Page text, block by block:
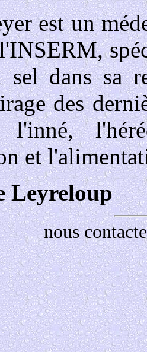
est un
sel dans sa
des
l'inné,
et
Leyreloup
nous